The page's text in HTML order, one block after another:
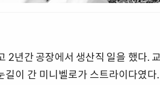
2년간 공장에서 생산직 일을 했다.
이 간 미니벨로가 스트라이다였다